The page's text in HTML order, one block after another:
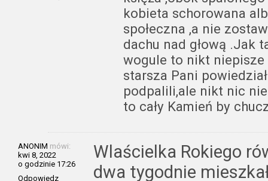
kobieta schorowana
społeczna ,a nie
dachu nad głową .Jak
wogule to nikt niepisze
starsza Pani
podpalili,ale nikt nic
to cały Kamień by
ANONIM mówi:
kwi 8, 2022
o godzinie 17:26
Odpowiedz
Wlaścielka Rokiego
dwa tygodnie